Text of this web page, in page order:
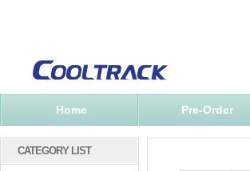
Home Pre-Order
CATEGORY LIST